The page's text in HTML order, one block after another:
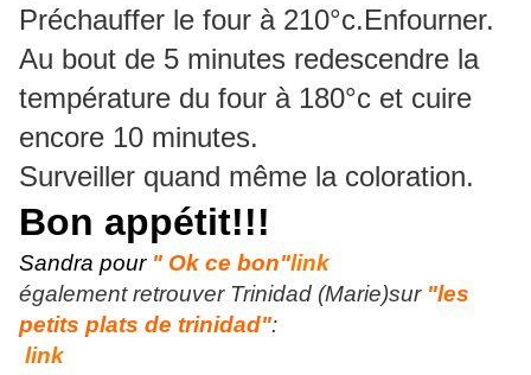
Préchauffer le four à 210°c.Enfourner.
Au bout de 5 minutes redescendre la
température du four à 180°c et cuire
encore 10 minutes.
Surveiller quand même la coloration.
Bon appétit!!!
Sandra pour " Ok ce bon"link
également retrouver Trinidad (Marie)sur "les
petits plats de trinidad":
link